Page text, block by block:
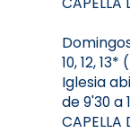
10, 12,
Iglesia
de 9'30 a
CAPELLA